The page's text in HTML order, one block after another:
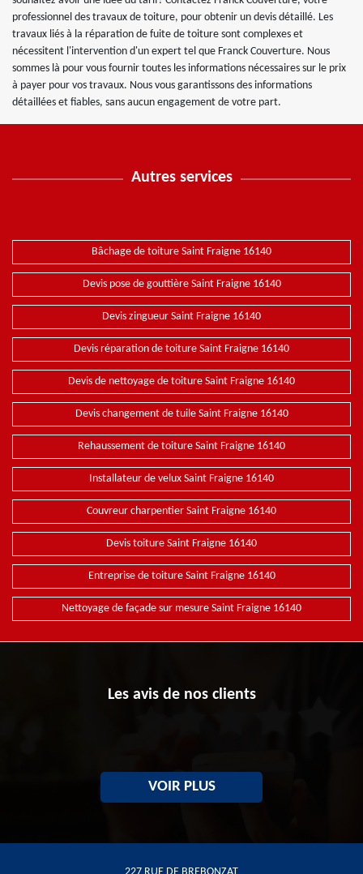
professionnel des travaux de toiture, pour obtenir un devis détaillé. Les
travaux liés à la réparation de fuite de toiture sont complexes et
nécessitent l'intervention d'un expert tel que Franck Couverture. Nous
sommes là pour vous fournir toutes les informations nécessaires sur le prix
à payer pour vos travaux. Nous vous garantissons des informations
détaillées et fiables, sans aucun engagement de votre part.
Autres services
Bâchage de toiture Saint Fraigne 16140
Devis pose de gouttière Saint Fraigne 16140
Devis zingueur Saint Fraigne 16140
Devis réparation de toiture Saint Fraigne 16140
Devis de nettoyage de toiture Saint Fraigne 16140
Devis changement de tuile Saint Fraigne 16140
Rehaussement de toiture Saint Fraigne 16140
Installateur de velux Saint Fraigne 16140
Couvreur charpentier Saint Fraigne 16140
Devis toiture Saint Fraigne 16140
Entreprise de toiture Saint Fraigne 16140
Nettoyage de façade sur mesure Saint Fraigne 16140
Les avis de nos clients
VOIR PLUS